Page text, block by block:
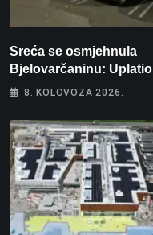
Sreća se osmjehnula
Bjelovarčaninu: Uplatio
samo 4 eura, a osvojio
8. KOLOVOZA 2026.